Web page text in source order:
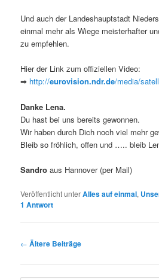
Und auch der Landeshauptstadt
einmal mehr als Wiege meisterhafter
zu empfehlen.
Hier der Link zum offiziellen Video:
➡ http://eurovision.ndr.de/media/
Danke Lena.
Du hast bei uns bereits gewonnen.
Wir haben durch Dich noch viel mehr
Bleib so fröhlich, offen und ….. bleib
Sandro aus Hannover (per Mail)
Veröffentlicht unterAlles auf einmal,
1 Antwort
Beitragsnavigation
← Ältere Beiträge